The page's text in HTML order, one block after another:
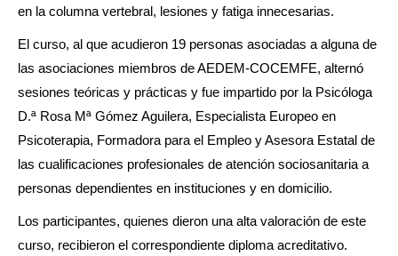
en la columna vertebral, lesiones y fatiga innecesarias.
El curso, al que acudieron 19 personas asociadas a alguna de
las asociaciones miembros de AEDEM-COCEMFE, alternó
sesiones teóricas y prácticas y fue impartido por la Psicóloga
D.ª Rosa Mª Gómez Aguilera, Especialista Europeo en
Psicoterapia, Formadora para el Empleo y Asesora Estatal de
las cualificaciones profesionales de atención sociosanitaria a
personas dependientes en instituciones y en domicilio.
Los participantes, quienes dieron una alta valoración de este
curso, recibieron el correspondiente diploma acreditativo.